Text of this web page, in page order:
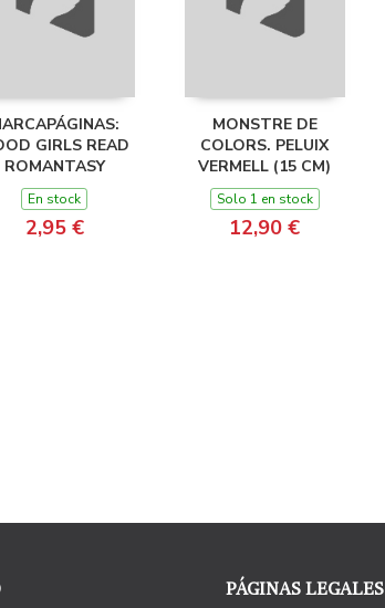
GIRLS READ
ROMANTASY
En stock
2,95 €
MONSTRE DE
COLORS. PELUIX
VERMELL (15 CM)
Solo 1 en stock
12,90 €
PÁGINAS LEGALES